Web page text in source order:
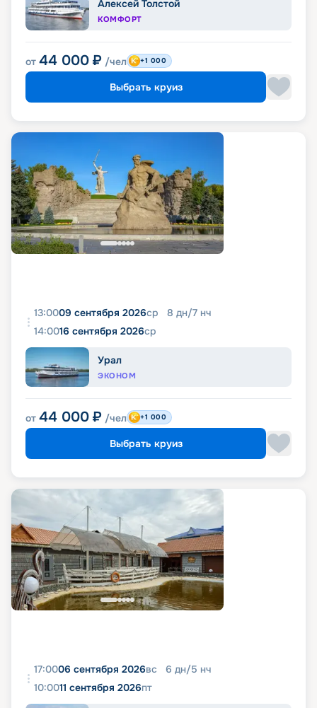
Алексей Толстой
КОМФОРТ
от 44 000 ₽ /чел +1 000
Выбрать круиз
13:0009 сентября 2026ср 8 дн/7 нч
14:0016 сентября 2026ср
Урал
ЭКОНОМ
от 44 000 ₽ /чел +1 000
Выбрать круиз
17:0006 сентября 2026вс 6 дн/5 нч
10:0011 сентября 2026пт